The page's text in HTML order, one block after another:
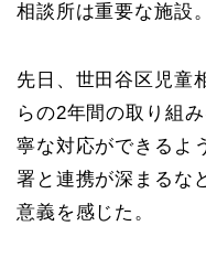
相談所は重要な施設。
先日、世田谷区児童
らの2年間の取り組
寧な対応ができるよ
署と連携が深まるな
意義を感じた。